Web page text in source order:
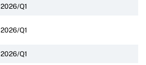
2026/Q1
2026/Q1
2026/Q1